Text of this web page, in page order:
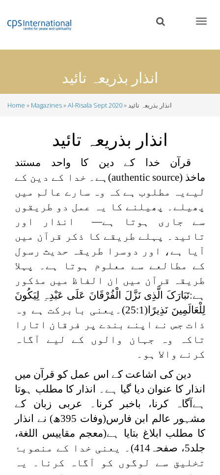
content
انذار بذریعہ تائید
Home Magazines Al-Risala Sept 2020 انذار بذریعہ تائید
انذار بذریعہ تائید
قرآن خدا کے دین کا واحد مستند
ماخذ (authentic source)ہے۔ خدا کے دین کے
لیےیہ مطلوب ہے کہ وہ سارے عالم میں
پھیلے۔ پھیلنے کا یہ عمل دو طریقوں
سے جاری ہوتا ہے— انذار اور
تائید۔ پہلے طریقے کا ذکر قرآن میں
آیا ہے، اور دوسرا طریقہ حدیث رسول
کے مطالعے سے معلوم ہوتا ہے۔ پہلا
طریقہ قرآن میں ان الفاظ میں مذکور
ہے:تَبَارَکَ الَّذِی نَزَّلَ الْفُرْقَانَ عَلَى عَبْدِہِ لِیَکُونَ
لِلْعَالَمِینَ نَذِیرًا
(25:1)۔یعنی بابرکت ہے وہ
ذات جس نے اپنے بندے پر فرقان اتارا
تاکہ وہ جہان والوں کے لیے آگاہ
کرنے والا ہو۔
دین کی اشاعت کے اس عمل کو قرآن میں
انذار کا عنوان دیا گیا ہے۔ انذار کا مطلب ہوتا
ہےآگاہ کرنا، باخبر کرنا۔ عربی زبان کے
مشہور عالم ابن فارس(وفات 395ھ) نے انذار
کا مطلب ابلاغ بتایا ہے(معجم مقاییس اللغة،
جلد5، صفحہ414)۔ یعنی خدا کے منصوبۂ
تخلیق سے لوگوں کو آگاہ کرنا۔ یہ